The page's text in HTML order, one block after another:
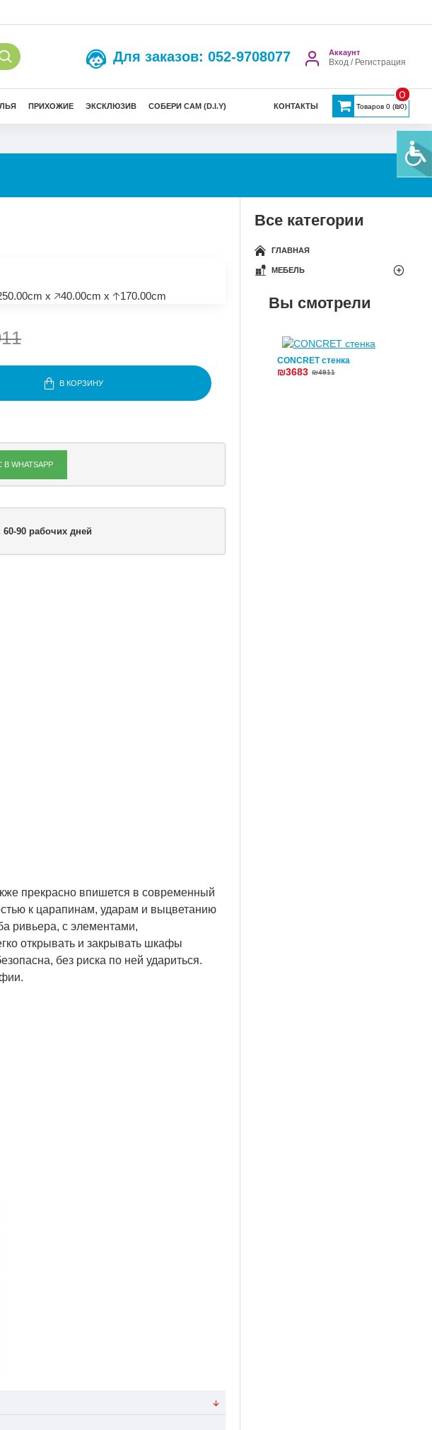
Для заказов: 052-9708077 Аккаунт
Вход / Регистрация
ПРИХОЖИЕ ЭКСКЛЮЗИВ СОБЕРИ САМ (D.I.Y) КОНТАКТЫ Товаров 0 (₪0)
0
x 🡥40.00cm x 🡡170.00cm
В КОРЗИНУ
WHATSAPP
90 рабочих дней
прекрасно впишется в современный
к царапинам, ударам и выцветанию
ривьера, с элементами,
открывать и закрывать шкафы
без риска по ней удариться.
Все категории
ГЛАВНАЯ
МЕБЕЛЬ
Вы смотрели
CONCRET стенка
₪3683 ₪4911